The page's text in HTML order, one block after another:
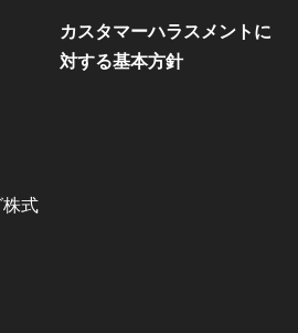
カスタマーハラスメントに
対する基本方針
株式